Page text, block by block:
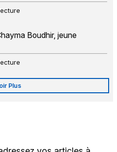
Boudhir, jeune
Plus